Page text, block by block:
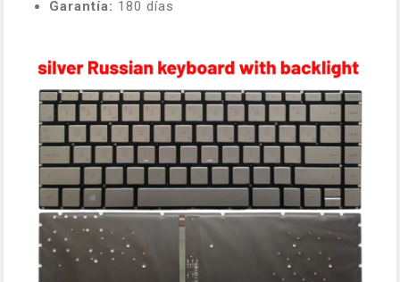
Garantía: 180 días